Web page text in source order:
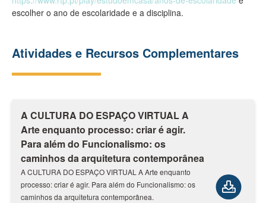
escolher o ano de escolaridade e a disciplina.
Atividades e Recursos Complementares
A CULTURA DO ESPAÇO VIRTUAL A
Arte enquanto processo: criar é agir.
Para além do Funcionalismo: os
caminhos da arquitetura contemporânea
A CULTURA DO ESPAÇO VIRTUAL A Arte enquanto
processo: criar é agir. Para além do Funcionalismo: os
caminhos da arquitetura contemporânea.